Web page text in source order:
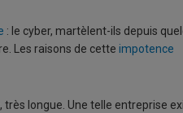
: le cyber, martèlent-ils depuis
Les raisons de cette impotence
très longue. Une telle entreprise